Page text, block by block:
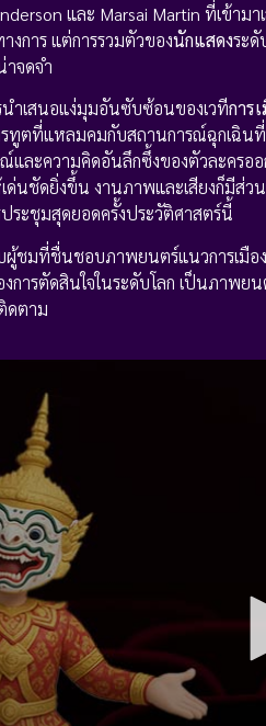
และ Marsai Martin ที่เข้า
งการ แต่การรวมตัวของนักแสดงระดั
จดจำ
นำเสนอแง่มุมอันซับซ้อนของเวทีการ
รทูตที่แหลมคมกับสถานการณ์ฉุกเฉิ
ละความคิดอันลึกซึ้งของตัวละครอ
นชัดยิ่งขึ้น งานภาพและเสียงก็มีส่ว
ระชุมสุดยอดครั้งประวัติศาสตร์นี้
ผู้ชมที่ชื่นชอบภาพยนตร์แนวการเมือง
การตัดสินใจในระดับโลก เป็นภาพ
ดตาม